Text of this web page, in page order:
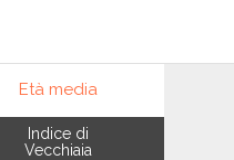
Età media
Indice di
Vecchiaia